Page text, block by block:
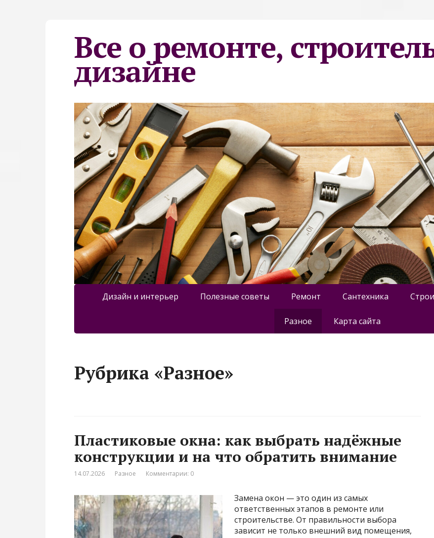
Все о ремонте,
дизайне
Дизайн и интерьер Полезные советы Ремонт Сантехника
Разное Карта сайта
Рубрика «Разное»
Пластиковые окна: как выбрать надёжные
конструкции и на что обратить внимание
14.07.2026 Разное Комментарии: 0
Замена окон — это один из самых
ответственных этапов в ремонте или
строительстве. От правильности выбора
зависит не только внешний вид помещения,